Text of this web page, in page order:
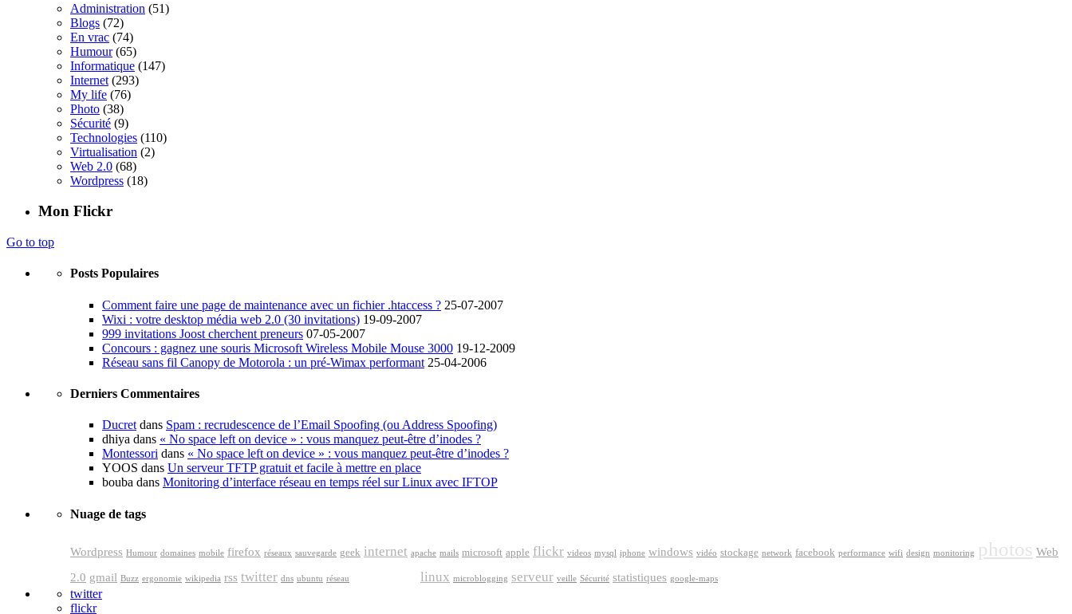
Administration (51)
Blogs (72)
En vrac (74)
Humour(65)
Informatique (147)
Internet (293)
My life (76)
Photo (38)
Sécurité (9)
Technologies (110)
Virtualisation (2)
Web 2.0 (68)
Wordpress (18)
Mon Flickr
Go to top
Posts Populaires
Comment faire une page de maintenance avec un fichier .htaccess ? 25-07-2007
Wixi : votre desktop média web 2.0 (30 invitations) 19-09-2007
999 invitations Joost cherchent preneurs 07-05-2007
Concours : gagnez une souris Microsoft Wireless Mobile Mouse 3000 19-12-2009
Réseau sans fil Canopy de Motorola : un pré-Wimax performant 25-04-2006
Derniers Commentaires
Ducret dans Spam : recrudescence de l’Email Spoofing (ou Address Spoofing)
dhiya dans « No space left on device » : vous manquez peut-être d’inodes ?
Montessori dans « No space left on device » : vous manquez peut-être d’inodes ?
YOOS dans Un serveur TFTP gratuit et facile à mettre en place
bouba dans Monitoring d’interface réseau en temps réel sur Linux avec IFTOP
Nuage de tags
Wordpress Humour domaines mobile firefox réseaux sauvegarde geek internet apache mails microsoft apple flickr videos mysql iphone windows vidéo stockage network facebook performance wifi design monitoring photos Web
2.0 gmail Buzz ergonomie wikipedia rss twitter dns ubuntu réseau linux microblogging serveur veille Sécurité statistiques google-maps
twitter
flickr